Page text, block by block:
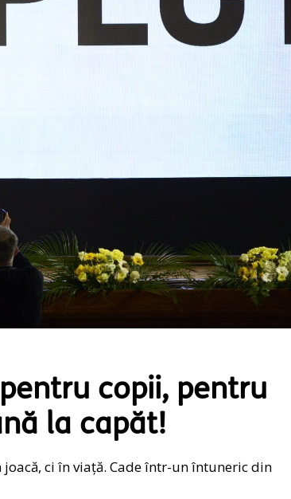
copii, pentru
la capăt!
ci în viață. Cade într-un întuneric din